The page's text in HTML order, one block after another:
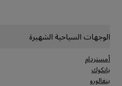
الوجهات السياحية الشهيرة
أمستردام
بانكوك
بنغالورو